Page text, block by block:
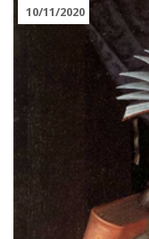
10/11/2020